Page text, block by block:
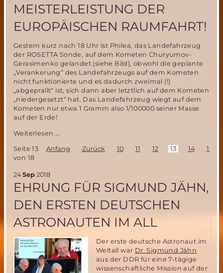
MEISTERLEISTUNG DER
EUROPÄISCHEN RAUMFAHRT!
Gestern kurz nach 18 Uhr ist Philea, das Landefahrzeug
der ROSETTA Sonde, auf dem Kometen Churyumov-
Gerasimenko gelandet (siehe Bild), obwohl die geplante
„Verankerung“ des Landefahrzeugs auf dem Kometen
nicht funktionierte und es dadurch zweimal (!)
„abgeprallt“ ist, sich dann aber letztlich auf dem Kometen
„niedergesetzt“ hat. Das Landefahrzeug wiegt auf dem
Kometen nur etwa 1 Gramm also 1/100000 seiner Masse
auf der Erde!
Weiterlesen …
von
Kometen-
Meisterleistung
europäischen
Seite 13
von 18
Anfang Zurück 10 11 12 13 14 15
24 Sep 2018
EHRUNG FÜR SIGMUND JÄHN,
DEN ERSTEN DEUTSCHEN
ASTRONAUTEN IM ALL
Der erste deutsche Astronaut im
Weltall war Dr. Sigmund Jähn
aus der DDR für eine 7-tägige
wissenschaftliche Mission auf der